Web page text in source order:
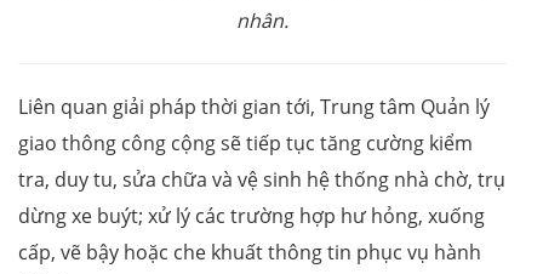
nhân.
Liên quan giải pháp thời gian tới, Trung tâm Quản lý
giao thông công cộng sẽ tiếp tục tăng cường kiểm
tra, duy tu, sửa chữa và vệ sinh hệ thống nhà chờ, trụ
dừng xe buýt; xử lý các trường hợp hư hỏng, xuống
cấp, vẽ bậy hoặc che khuất thông tin phục vụ hành